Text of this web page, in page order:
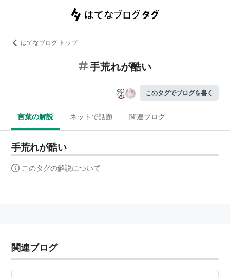
はてなブログ トップ
手荒れが酷い
このタグでブログを書く
言葉の解説 ネットで話題 関連ブログ
手荒れが酷い
このタグの解説について
関連ブログ